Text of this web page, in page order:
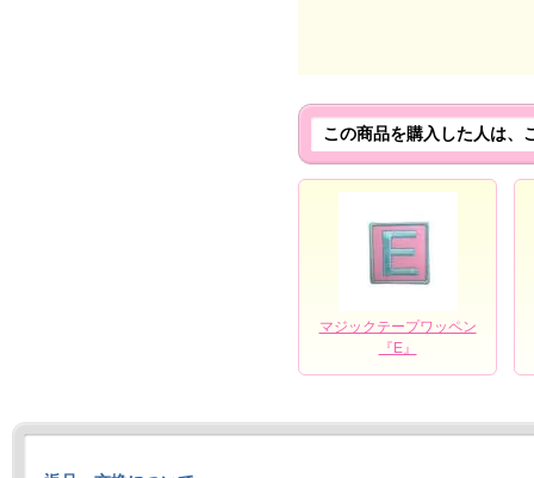
この商品を購入した人は、
マジックテープワッペン
『E』